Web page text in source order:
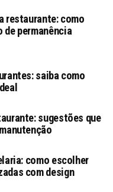
restaurante: como
de permanência
saiba como
sugestões que
como escolher
com design